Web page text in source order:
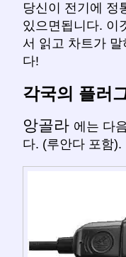
당신이 전기에 정
있으면됩니다. 이
서 읽고 차트가 말
다!
각국의 플러
앙골라 에는 다
다. (루안다 포함).